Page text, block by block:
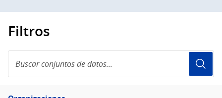
Filtros
conjuntos
de
Filtro